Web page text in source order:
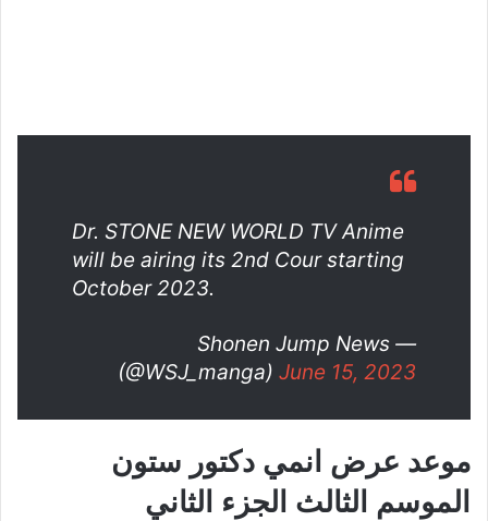
Dr. STONE NEW WORLD TV Anime
will be airing its 2nd Cour starting
October 2023.
— Shonen Jump News
(@WSJ_manga) June 15, 2023
موعد عرض انمي دكتور ستون
الموسم الثالث الجزء الثاني